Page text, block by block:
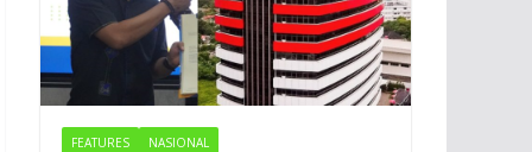
FEATURES NASIONAL